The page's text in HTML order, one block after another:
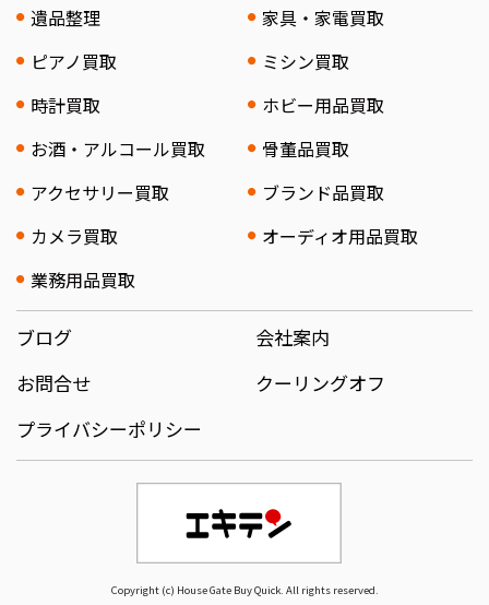
遺品整理
家具・家電買取
ピアノ買取
ミシン買取
時計買取
ホビー用品買取
お酒・アルコール買取
骨董品買取
アクセサリー買取
ブランド品買取
カメラ買取
オーディオ用品買取
業務用品買取
ブログ
会社案内
お問合せ
クーリングオフ
プライバシーポリシー
Copyright (c) House Gate Buy Quick. All rights reserved.